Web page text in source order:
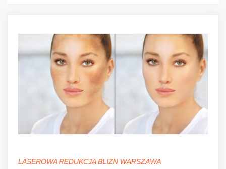
LASEROWA REDUKCJA BLIZN WARSZAWA